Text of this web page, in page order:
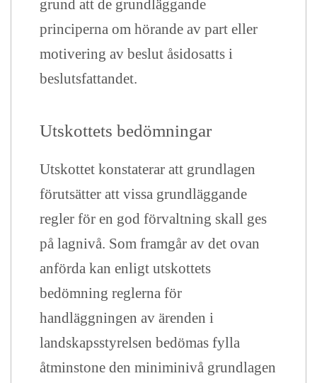
grund att de grundläggande
principerna om hörande av part eller
motivering av beslut åsidosatts i
beslutsfattandet.
Utskottets bedömningar
Utskottet konstaterar att grundlagen
förutsätter att vissa grundläggande
regler för en god förvaltning skall ges
på lagnivå. Som framgår av det ovan
anförda kan enligt utskottets
bedömning reglerna för
handläggningen av ärenden i
landskapsstyrelsen bedömas fylla
åtminstone den miniminivå grundlagen